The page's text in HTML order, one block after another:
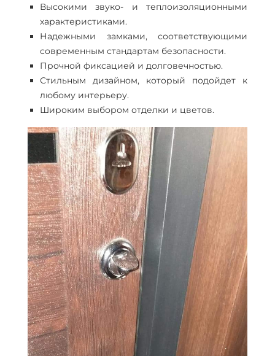
Высокими звуко- и теплоизоляционными
характеристиками.
Надежными замками, соответствующими
современным стандартам безопасности.
Прочной фиксацией и долговечностью.
Стильным дизайном, который подойдет к
любому интерьеру.
Широким выбором отделки и цветов.